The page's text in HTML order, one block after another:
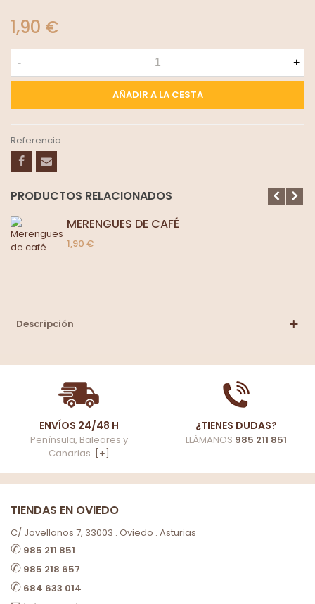
1,90 €
- +
AÑADIR A LA CESTA
Referencia:
PRODUCTOS RELACIONADOS
MERENGUES DE CAFÉ
1,90 €
Descripción
ENVÍOS 24/48 H
Península, Baleares y
Canarias. [+]
¿TIENES DUDAS?
LLÁMANOS 985 211 851
TIENDAS EN OVIEDO
C/ Jovellanos 7, 33003 . Oviedo . Asturias
✆ 985 211 851
✆ 985 218 657
✆ 684 633 014